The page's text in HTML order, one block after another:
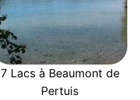
7 Lacs à Beaumont de
Pertuis